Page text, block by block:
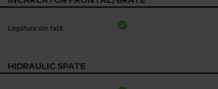
Legătura din față
HIDRAULIC SPATE